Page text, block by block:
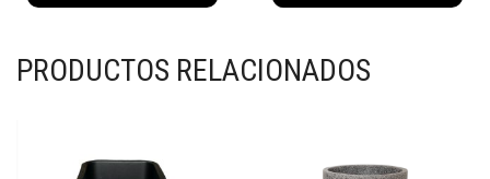
cantidad
cantidad
PRODUCTOS RELACIONADOS